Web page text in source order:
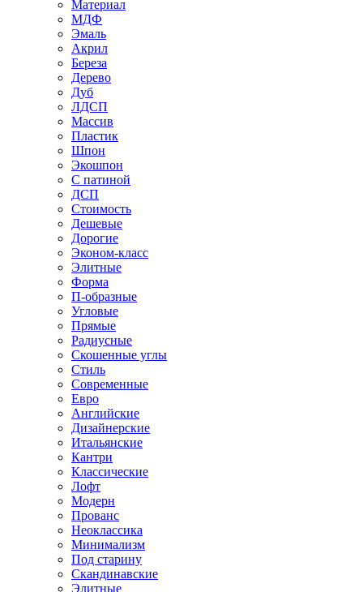
Материал
МДФ
Эмаль
Акрил
Береза
Дерево
Дуб
ЛДСП
Массив
Пластик
Шпон
Экошпон
С патиной
ДСП
Стоимость
Дешевые
Дорогие
Эконом-класс
Элитные
Форма
П-образные
Угловые
Прямые
Радиусные
Скошенные углы
Стиль
Современные
Евро
Английские
Дизайнерские
Итальянские
Кантри
Классические
Лофт
Модерн
Прованс
Неоклассика
Минимализм
Под старину
Скандинавские
Элитные